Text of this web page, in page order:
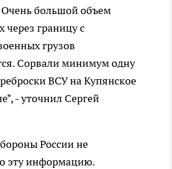
большой объем
через границу с
грузов
Сорвали минимум одну
ВСУ на Купянское
- уточнил Сергей
России не
эту информацию.